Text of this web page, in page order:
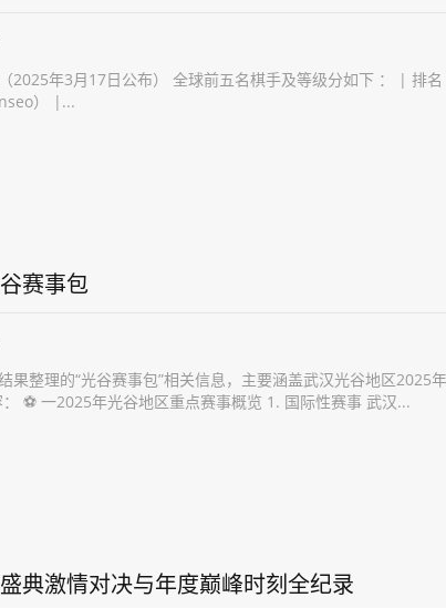
2025年3月17日公布） 全球前五名棋手及等级分如下 ：
） |...
赛事包
果整理的“光谷赛事包”相关信息，主要涵盖武汉光谷地区2025
⚽ 一2025年光谷地区重点赛事概览 1. 国际性赛事 武汉...
典激情对决与年度巅峰时刻全纪录